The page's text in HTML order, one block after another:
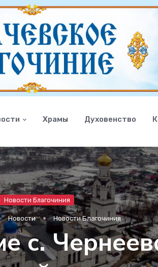
Храмы Духовенство
Новости Благочиния
Новости Новости Благочиния
с.